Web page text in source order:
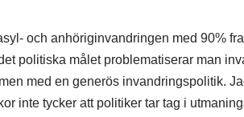
och anhöriginvandringen med 90%
politiska målet problematiserar man
med en generös invandringspolitik.
inte tycker att politiker tar tag i